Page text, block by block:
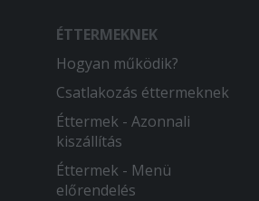
ÉTTERMEKNEK
Hogyan működik?
Csatlakozás éttermeknek
Éttermek - Azonnali
kiszállítás
Éttermek - Menü
előrendelés